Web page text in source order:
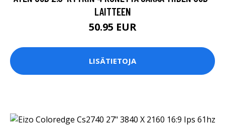
LAITTEEN
50.95 EUR
LISÄTIETOJA